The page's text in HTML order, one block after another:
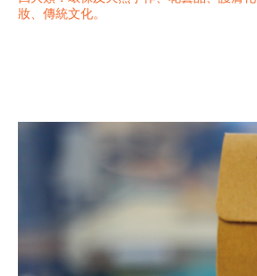
妝、傳統文化。